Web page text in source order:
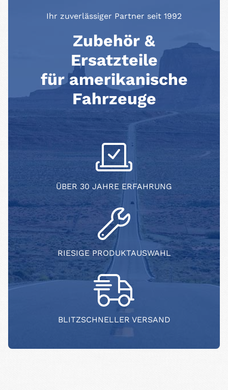
Ihr zuverlässiger Partner seit 1992
Zubehör &
Ersatzteile
für amerikanische
Fahrzeuge
ÜBER 30 JAHRE ERFAHRUNG
RIESIGE PRODUKTAUSWAHL
BLITZSCHNELLER VERSAND